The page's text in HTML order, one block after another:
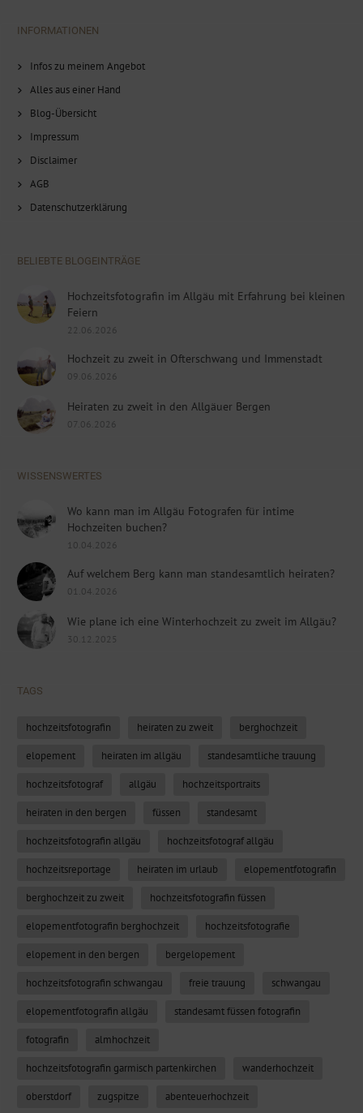
INFORMATIONEN
Infos zu meinem Angebot
Alles aus einer Hand
Blog-Übersicht
Impressum
Disclaimer
AGB
Datenschutzerklärung
BELIEBTE BLOGEINTRÄGE
Hochzeitsfotografin im Allgäu mit Erfahrung bei kleinen
Feiern
22.06.2026
Hochzeit zu zweit in Ofterschwang und Immenstadt
09.06.2026
Heiraten zu zweit in den Allgäuer Bergen
07.06.2026
WISSENSWERTES
Wo kann man im Allgäu Fotografen für intime
Hochzeiten buchen?
10.04.2026
Auf welchem Berg kann man standesamtlich heiraten?
01.04.2026
Wie plane ich eine Winterhochzeit zu zweit im Allgäu?
30.12.2025
TAGS
hochzeitsfotografin heiraten zu zweit berghochzeit
elopement heiraten im allgäu standesamtliche trauung
hochzeitsfotograf allgäu hochzeitsportraits
heiraten in den bergen füssen standesamt
hochzeitsfotografin allgäu hochzeitsfotograf allgäu
hochzeitsreportage heiraten im urlaub elopementfotografin
berghochzeit zu zweit hochzeitsfotografin füssen
elopementfotografin berghochzeit hochzeitsfotografie
elopement in den bergen bergelopement
hochzeitsfotografin schwangau freie trauung schwangau
elopementfotografin allgäu standesamt füssen fotografin
fotografin almhochzeit
hochzeitsfotografin garmisch partenkirchen wanderhochzeit
oberstdorf zugspitze abenteuerhochzeit